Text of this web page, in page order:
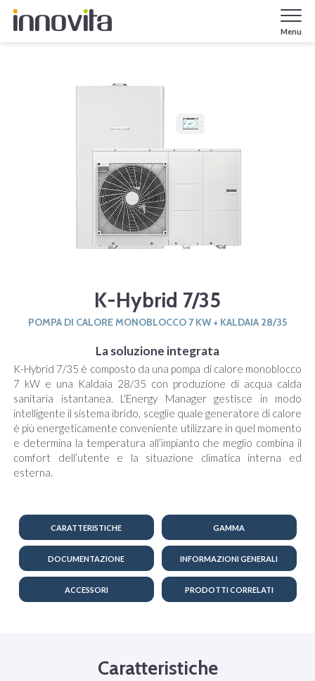
Menu
K-Hybrid 7/35
POMPA DI CALORE MONOBLOCCO 7 KW + KALDAIA 28/35
La soluzione integrata
K-Hybrid 7/35 è composto da una pompa di calore monoblocco
7 kW e una Kaldaia 28/35 con produzione di acqua calda
sanitaria istantanea. L'Energy Manager gestisce in modo
intelligente il sistema ibrido, sceglie quale generatore di calore
è più energeticamente conveniente utilizzare in quel momento
e determina la temperatura all’impianto che meglio combina il
comfort dell’utente e la situazione climatica interna ed
esterna.
CARATTERISTICHE GAMMA
DOCUMENTAZIONE INFORMAZIONI GENERALI
ACCESSORI PRODOTTI CORRELATI
Caratteristiche